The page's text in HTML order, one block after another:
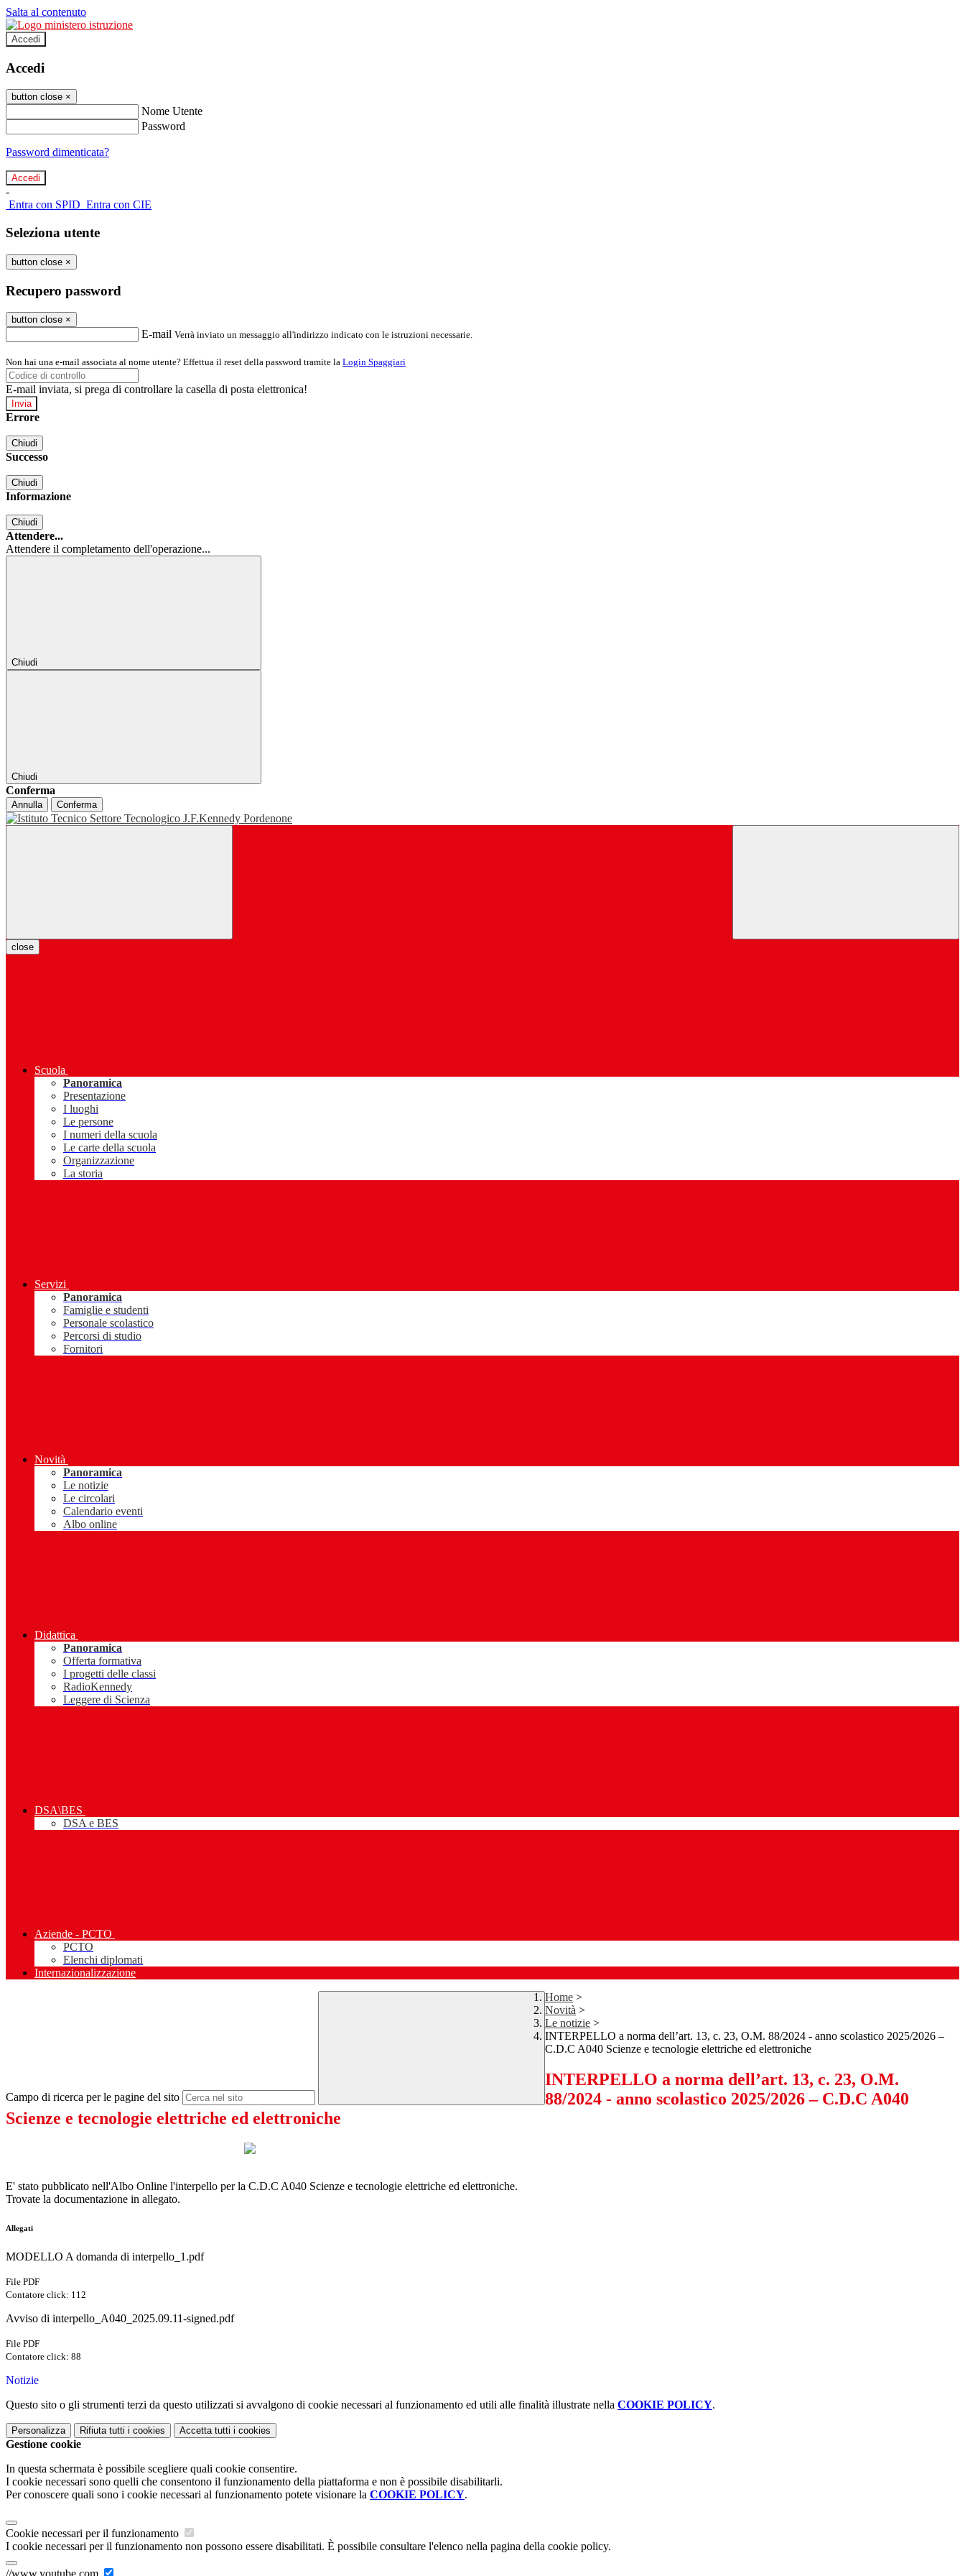
Salta al contenuto
Accedi
Accedi
button close ×
Nome Utente
Password
Password dimenticata?
-
Entra con SPID Entra con CIE
Seleziona utente
button close ×
Recupero password
button close ×
E-mail Verrà inviato un messaggio all'indirizzo indicato con le istruzioni necessarie.
Non hai una e-mail associata al nome utente? Effettua il reset della password tramite la Login Spaggiari
E-mail inviata, si prega di controllare la casella di posta elettronica!
Errore
Chiudi
Successo
Chiudi
Informazione
Chiudi
Attendere...
Attendere il completamento dell'operazione...
Chiudi
Chiudi
Conferma
Annulla Conferma
close
Scuola
Panoramica
Presentazione
I luoghi
Le persone
I numeri della scuola
Le carte della scuola
Organizzazione
La storia
Servizi
Panoramica
Famiglie e studenti
Personale scolastico
Percorsi di studio
Fornitori
Novità
Panoramica
Le notizie
Le circolari
Calendario eventi
Albo online
Didattica
Panoramica
Offerta formativa
I progetti delle classi
RadioKennedy
Leggere di Scienza
DSA\BES
DSA e BES
Aziende - PCTO
PCTO
Elenchi diplomati
Internazionalizzazione
Campo di ricerca per le pagine del sito
Home >
Novità >
Le notizie >
INTERPELLO a norma dell’art. 13, c. 23, O.M. 88/2024 - anno scolastico 2025/2026 –
C.D.C A040 Scienze e tecnologie elettriche ed elettroniche
INTERPELLO a norma dell’art. 13, c. 23, O.M.
88/2024 - anno scolastico 2025/2026 – C.D.C A040
Scienze e tecnologie elettriche ed elettroniche
E' stato pubblicato nell'Albo Online l'interpello per la C.D.C A040 Scienze e tecnologie elettriche ed elettroniche.
Trovate la documentazione in allegato.
Allegati
MODELLO A domanda di interpello_1.pdf
File PDF
Contatore click: 112
Avviso di interpello_A040_2025.09.11-signed.pdf
File PDF
Contatore click: 88
Notizie
Questo sito o gli strumenti terzi da questo utilizzati si avvalgono di cookie necessari al funzionamento ed utili alle finalità illustrate nella COOKIE POLICY.
Personalizza Rifiuta tutti i cookies Accetta tutti i cookies
Gestione cookie
In questa schermata è possibile scegliere quali cookie consentire.
I cookie necessari sono quelli che consentono il funzionamento della piattaforma e non è possibile disabilitarli.
Per conoscere quali sono i cookie necessari al funzionamento potete visionare la COOKIE POLICY.
Cookie necessari per il funzionamento
I cookie necessari per il funzionamento non possono essere disabilitati. È possibile consultare l'elenco nella pagina della cookie policy.
//www.youtube.com